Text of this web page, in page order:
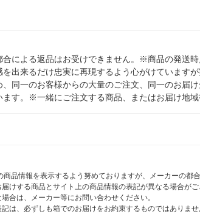
合による返品はお受けできません。※商品の発送
を出来るだけ忠実に再現するよう心がけています
、同一のお客様からの大量のご注文、同一のお届
ます。※一緒にご注文する商品、またはお届け地
品情報を表示するよう努めておりますが、メーカーの
けする商品とサイト上の商品情報の表記が異なる場合が
合は、メーカー等にお問い合わせください。
は、必ずしも箱でのお届けをお約束するものではありま